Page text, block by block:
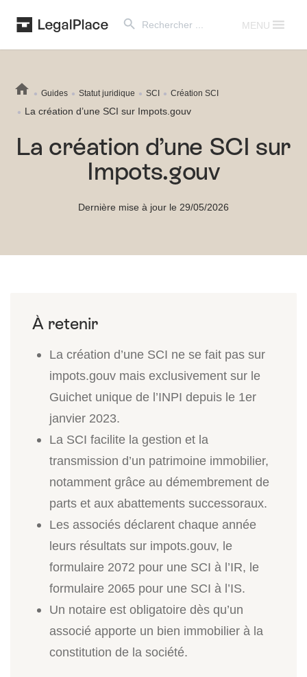
for:
MENU
Guides Statut juridique SCI Création SCI
La création d’une SCI sur Impots.gouv
La création d’une SCI sur
Impots.gouv
Dernière mise à jour le 29/05/2026
La création d’une SCI ne se fait pas sur
impots.gouv mais exclusivement sur le
Guichet unique de l’INPI depuis le 1er
janvier 2023.
La SCI facilite la gestion et la
transmission d’un patrimoine immobilier,
notamment grâce au démembrement de
parts et aux abattements successoraux.
Les associés déclarent chaque année
leurs résultats sur impots.gouv, le
formulaire 2072 pour une SCI à l’IR, le
formulaire 2065 pour une SCI à l’IS.
Un notaire est obligatoire dès qu’un
associé apporte un bien immobilier à la
constitution de la société.